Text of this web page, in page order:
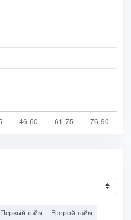
Первый тайм Второй тайм